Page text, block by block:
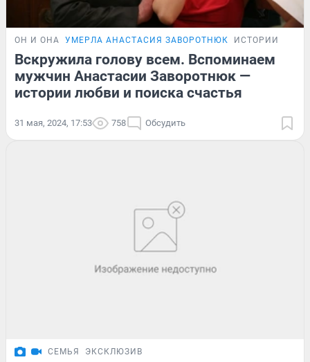
ОН И ОНА УМЕРЛА АНАСТАСИЯ ЗАВОРОТНЮК ИСТОРИИ
Вскружила голову всем. Вспоминаем
мужчин Анастасии Заворотнюк —
истории любви и поиска счастья
31 мая, 2024, 17:53 758 Обсудить
СЕМЬЯ ЭКСКЛЮЗИВ